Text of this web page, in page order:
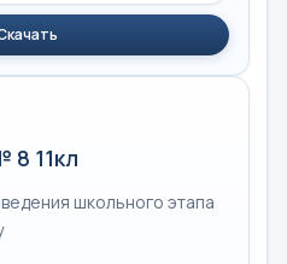
11кл
школьного этапа